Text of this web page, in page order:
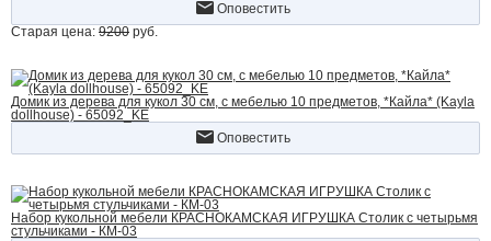
Оповестить
Старая цена: 9200 руб.
Домик из дерева для кукол 30 см, с мебелью 10 предметов, *Кайла* (Kayla
dollhouse) - 65092_KE
Оповестить
Набор кукольной мебели КРАСНОКАМСКАЯ ИГРУШКА Столик с четырьмя
стульчиками - КМ-03